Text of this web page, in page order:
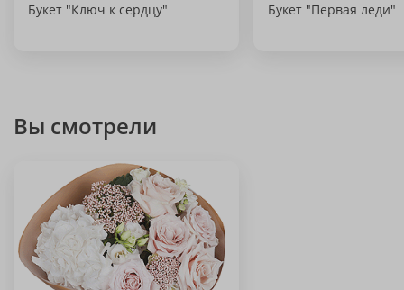
Букет "Ключ к сердцу" Букет "Первая леди"
Вы смотрели